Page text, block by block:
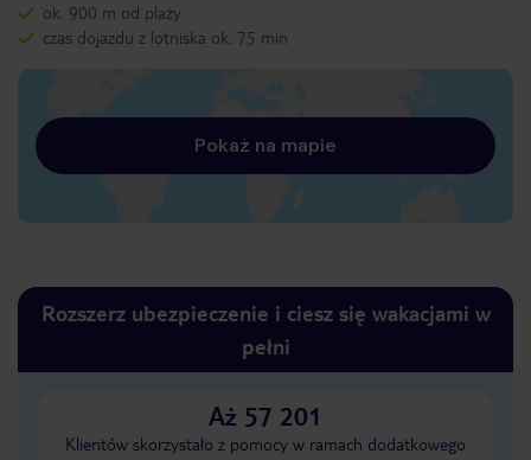
ok. 900 m od plaży
czas dojazdu z lotniska ok. 75 min
Pokaż na mapie
Rozszerz ubezpieczenie i ciesz się wakacjami w
pełni
Aż 57 201
Klientów skorzystało z pomocy w ramach dodatkowego